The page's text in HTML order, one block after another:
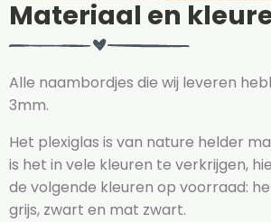
Materiaal en
Alle naambordjes die wij leveren
3mm.
Het plexiglas is van nature helder
is het in vele kleuren te verkrijgen,
de volgende kleuren op voorraad:
grijs, zwart en mat zwart.